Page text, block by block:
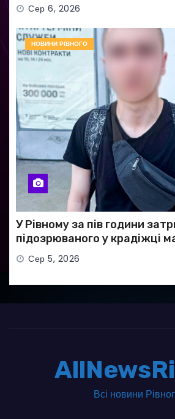
Сер 6, 2026
НОВИНИ РІВНОГО
У Рівному за пів години
підозрюваного у крадіжці
тисяч гривень
Сер 5, 2026
Всі новини